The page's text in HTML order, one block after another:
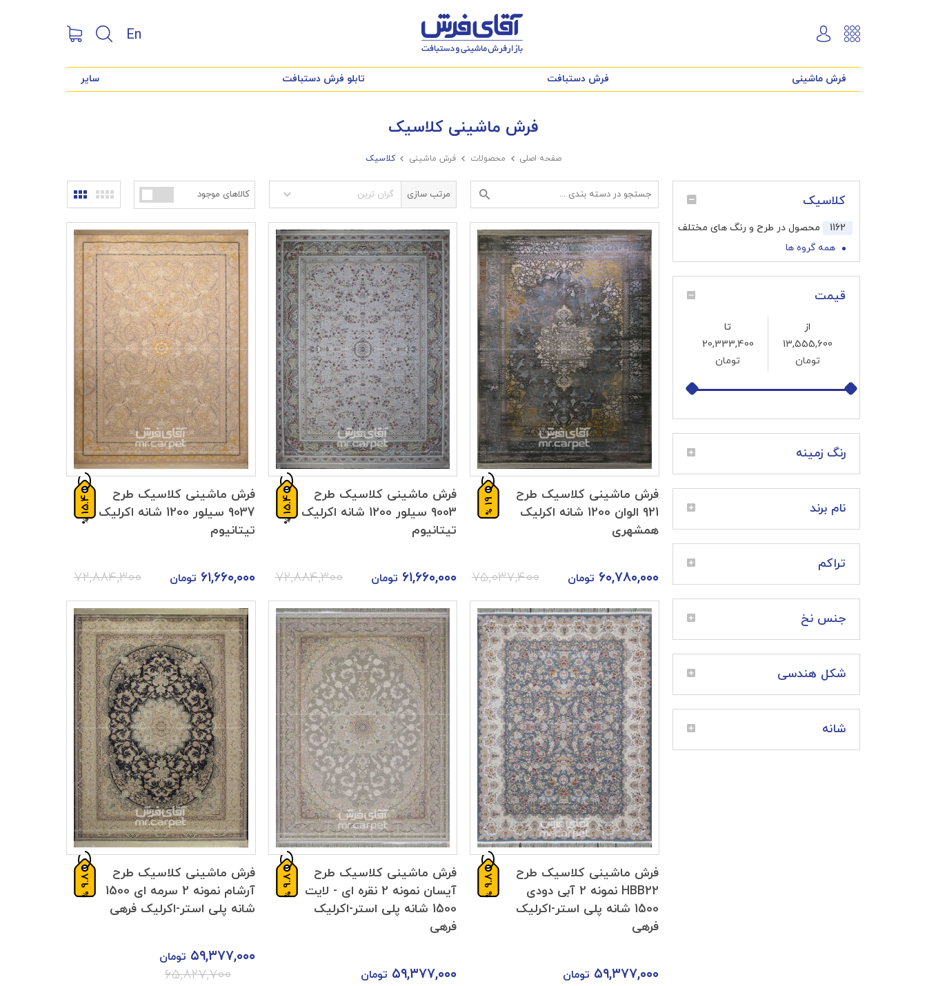
En
فرش ماشینی فرش دستبافت تابلو فرش دستبافت سایر
فرش ماشینی کلاسیک
صفحه اصلی  محصولات  فرش ماشینی  کلاسیک
کلاسیک
1162
محصول در طرح و رنگ های مختلف
همه گروه ها
قیمت
از
تومان
تا
تومان
رنگ زمینه
نام برند
تراکم
جنس نخ
شکل هندسی
شانه
مرتب سازی گران ترین کالاهای موجود
19
%
فرش ماشینی کلاسیک طرح
921 الوان 1200 شانه اکرلیک
همشهری
۶۰,۷۸۰,۰۰۰ تومان ۷۵,۰۳۷,۴۰۰
15.4
%
فرش ماشینی کلاسیک طرح
9003 سیلور 1200 شانه اکرلیک
تیتانیوم
۶۱,۶۶۰,۰۰۰ تومان ۷۲,۸۸۴,۳۰۰
15.4
%
فرش ماشینی کلاسیک طرح
9037 سیلور 1200 شانه اکرلیک
تیتانیوم
۶۱,۶۶۰,۰۰۰ تومان ۷۲,۸۸۴,۳۰۰
9.8
%
فرش ماشینی کلاسیک طرح
HBB22 نمونه 2 آبی دودی
1500 شانه پلی استر-اکرلیک
فرهی
۵۹,۳۷۷,۰۰۰ تومان
9.8
%
فرش ماشینی کلاسیک طرح
آیسان نمونه 2 نقره ای - لایت
1500 شانه پلی استر-اکرلیک
فرهی
۵۹,۳۷۷,۰۰۰ تومان
9.8
%
فرش ماشینی کلاسیک طرح
آرشام نمونه 2 سرمه ای 1500
شانه پلی استر-اکرلیک فرهی
۵۹,۳۷۷,۰۰۰ تومان
۶۵,۸۲۷,۷۰۰